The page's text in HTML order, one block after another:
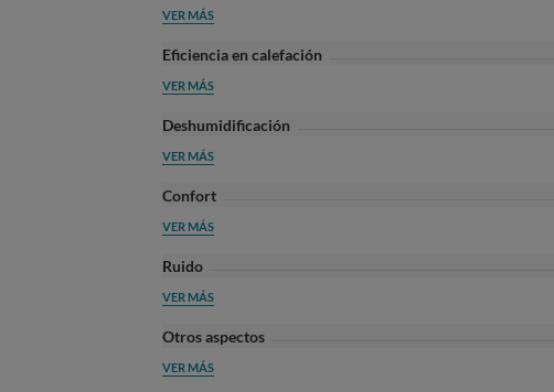
VER MÁS
Eficiencia en calefación
VER MÁS
Deshumidificación
VER MÁS
Confort
VER MÁS
Ruido
VER MÁS
Otros aspectos
VER MÁS